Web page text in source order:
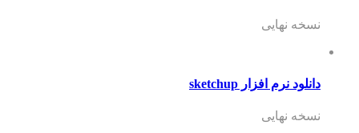
نسخه نهایی
دانلود نرم افزار sketchup
نسخه نهایی